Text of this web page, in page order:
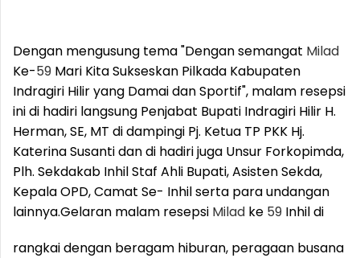
Dengan mengusung tema "Dengan semangat Milad
Ke-59 Mari Kita Sukseskan Pilkada Kabupaten
Indragiri Hilir yang Damai dan Sportif", malam resepsi
ini di hadiri langsung Penjabat Bupati Indragiri Hilir H.
Herman, SE, MT di dampingi Pj. Ketua TP PKK Hj.
Katerina Susanti dan di hadiri juga Unsur Forkopimda,
Plh. Sekdakab Inhil Staf Ahli Bupati, Asisten Sekda,
Kepala OPD, Camat Se- Inhil serta para undangan
lainnya.Gelaran malam resepsi Milad ke 59 Inhil di
rangkai dengan beragam hiburan, peragaan busana